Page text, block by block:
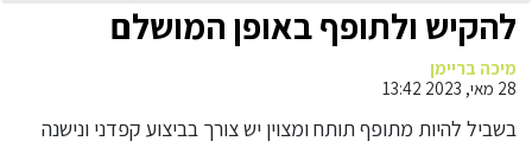
להקיש ולתופף באופן המושלם
מיכה בריימן
28 מאי, 2023 13:42
בשביל להיות מתופף תותח ומצוין יש צורך בביצוע קפדני ונישנה